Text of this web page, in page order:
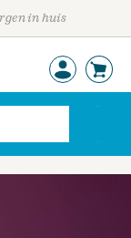
in huis